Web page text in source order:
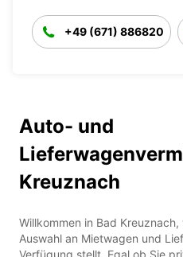
+49 (671) 886820
Auto- und
Kreuznach
Willkommen in Bad
Auswahl an Mietwagen und
Verfügung stellt. Egal ob Sie